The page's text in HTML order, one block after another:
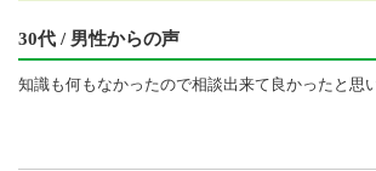
30代 / 男性からの声
知識も何もなかったので相談出来て良かったと思